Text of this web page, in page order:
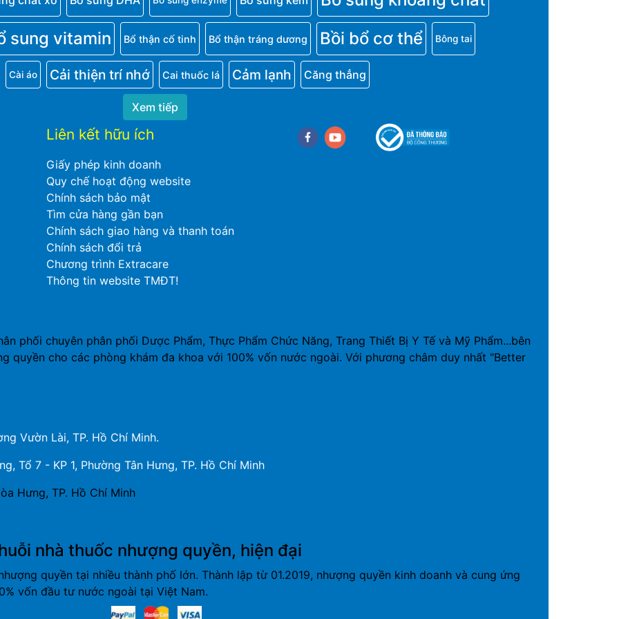
sung vitamin
Bổ thận cố tinh Bổ thận tráng dương Bồi bổ cơ thể Bông tai
Cài áo Cải thiện trí nhớ Cai thuốc lá Cảm lạnh Căng thẳng
Xem tiếp
Liên kết hữu ích
Giấy phép kinh doanh
Quy chế hoạt động website
Chính sách bảo mật
Tìm cửa hàng gần bạn
Chính sách giao hàng và thanh toán
Chính sách đổi trả
Chương trình Extracare
Thông tin website TMĐT!
Facebookyoutube
phối chuyên phân phối Dược Phẩm, Thực Phẩm Chức Năng, Trang Thiết Bị Y Tế và Mỹ Phẩm...bên
quyền cho các phòng khám đa khoa với 100% vốn nước ngoài. Với phương châm duy nhất "Better
Vườn Lài, TP. Hồ Chí Minh.
Tổ 7 - KP 1, Phường Tân Hưng, TP. Hồ Chí Minh
Hưng, TP. Hồ Chí Minh
nhà thuốc nhượng quyền, hiện đại
quyền tại nhiều thành phố lớn. Thành lập từ 01.2019, nhượng quyền kinh doanh và cung ứng
vốn đầu tư nước ngoài tại Việt Nam.